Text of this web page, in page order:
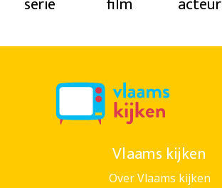
Vlaams kijken
Over Vlaams kijken